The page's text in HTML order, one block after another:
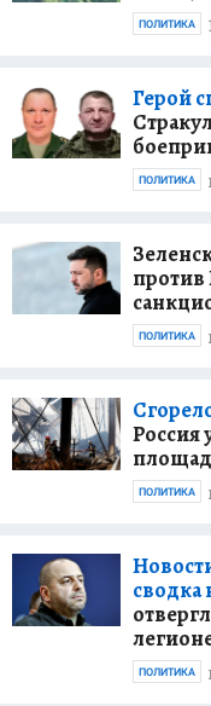
ПОЛИТИКА
Герой
ПОЛИТИКА
против
ПОЛИТИКА
Россия
ПОЛИТИКА
сводка
ПОЛИТИКА